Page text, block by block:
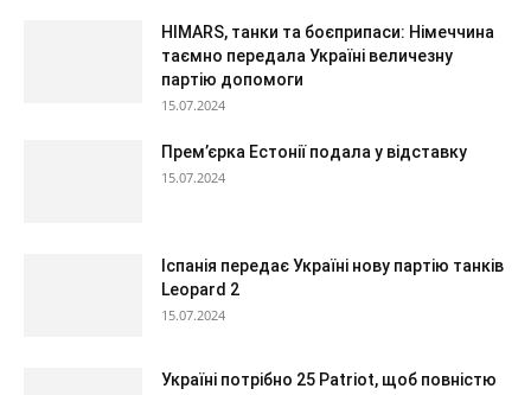
HIMARS, танки та боєприпаси: Німеччина
таємно передала Україні величезну
партію допомоги
15.07.2024
Прем’єрка Естонії подала у відставку
15.07.2024
Іспанія передає Україні нову партію танків
Leopard 2
15.07.2024
Україні потрібно 25 Patriot, щоб повністю